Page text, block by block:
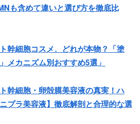
も含めて違いと選び方を徹底比
ト幹細胞コスメ、どれが本物？「塗
メカニズム別おすすめ5選」
ト幹細胞・卵殻膜美容液の真実！ハ
プラ美容液】徹底解剖と合理的な選